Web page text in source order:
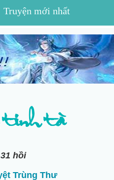
Truyện mới nhất
tinh tà
hồi
Trùng Thư